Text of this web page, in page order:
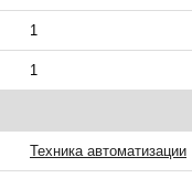
1
1
Техника автоматизации